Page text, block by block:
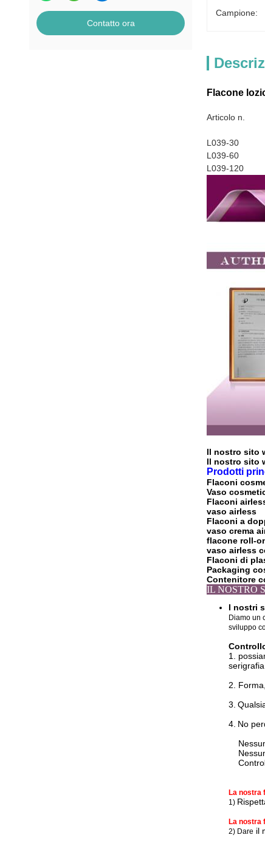
Contatto ora
Campione:
Flacone
Articolo n.
L039-30
L039-60
L039-120
Il nostro sito
Il nostro sito
Prodotti
Flaconi
Vaso
Flaconi
vaso airless
Flaconi a
vaso crema
flacone roll-
vaso airless
Flaconi di
Packaging
Contenitore
IL
I nostri
Diamo un
sviluppo
1.
2.
3.
4. No
La nostra
1)
La nostra
2) Dare il